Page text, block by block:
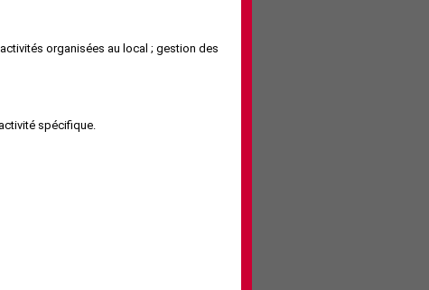
organisées au local ; gestion des
spécifique.